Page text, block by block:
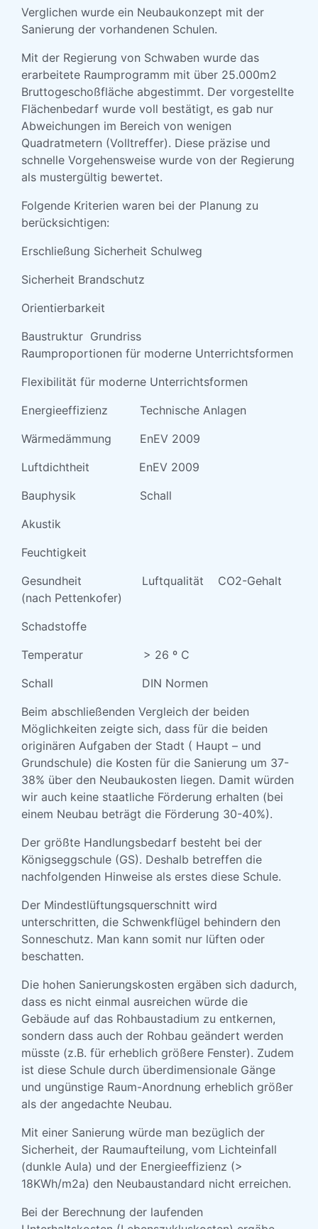
Verglichen wurde ein Neubaukonzept mit der
Sanierung der vorhandenen Schulen.
Mit der Regierung von Schwaben wurde das
erarbeitete Raumprogramm mit über 25.000m2
Bruttogeschoßfläche abgestimmt. Der vorgestellte
Flächenbedarf wurde voll bestätigt, es gab nur
Abweichungen im Bereich von wenigen
Quadratmetern (Volltreffer). Diese präzise und
schnelle Vorgehensweise wurde von der Regierung
als mustergültig bewertet.
Folgende Kriterien waren bei der Planung zu
berücksichtigen:
Erschließung Sicherheit Schulweg
Sicherheit Brandschutz
Orientierbarkeit
Baustruktur Grundriss
Raumproportionen für moderne Unterrichtsformen
Flexibilität für moderne Unterrichtsformen
Energieeffizienz Technische Anlagen
Wärmedämmung EnEV 2009
Luftdichtheit EnEV 2009
Bauphysik Schall
Akustik
Feuchtigkeit
Gesundheit Luftqualität CO2-Gehalt
(nach Pettenkofer)
Schadstoffe
Temperatur > 26 º C
Schall DIN Normen
Beim abschließenden Vergleich der beiden
Möglichkeiten zeigte sich, dass für die beiden
originären Aufgaben der Stadt ( Haupt – und
Grundschule) die Kosten für die Sanierung um 37-
38% über den Neubaukosten liegen. Damit würden
wir auch keine staatliche Förderung erhalten (bei
einem Neubau beträgt die Förderung 30-40%).
Der größte Handlungsbedarf besteht bei der
Königseggschule (GS). Deshalb betreffen die
nachfolgenden Hinweise als erstes diese Schule.
Der Mindestlüftungsquerschnitt wird
unterschritten, die Schwenkflügel behindern den
Sonneschutz. Man kann somit nur lüften oder
beschatten.
Die hohen Sanierungskosten ergäben sich dadurch,
dass es nicht einmal ausreichen würde die
Gebäude auf das Rohbaustadium zu entkernen,
sondern dass auch der Rohbau geändert werden
müsste (z.B. für erheblich größere Fenster). Zudem
ist diese Schule durch überdimensionale Gänge
und ungünstige Raum-Anordnung erheblich größer
als der angedachte Neubau.
Mit einer Sanierung würde man bezüglich der
Sicherheit, der Raumaufteilung, vom Lichteinfall
(dunkle Aula) und der Energieeffizienz (>
18KWh/m2a) den Neubaustandard nicht erreichen.
Bei der Berechnung der laufenden